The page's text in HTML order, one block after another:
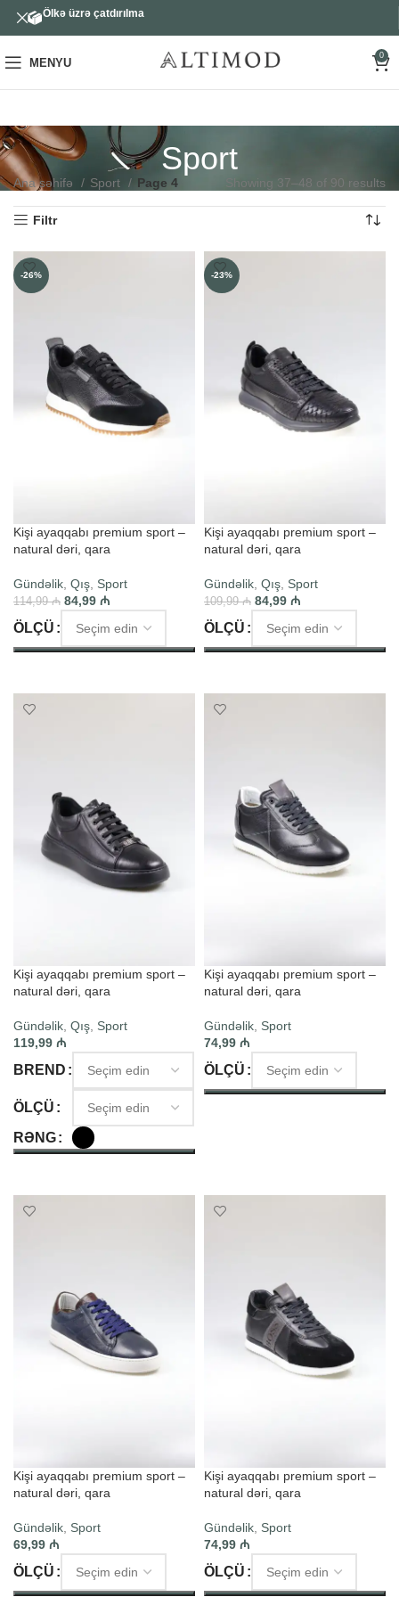
MENYU
0
Sport
Ana səhifə Sport Page 4 Showing 37–48 of 90 results
Filtr
-26%
Kişi ayaqqabı premium sport –
natural dəri, qara
Gündəlik Qış Sport
114,99₼ 84,99 ₼
ÖLÇÜ
-23%
Kişi ayaqqabı premium sport –
natural dəri, qara
Gündəlik Qış Sport
109,99₼ 84,99 ₼
ÖLÇÜ
Kişi ayaqqabı premium sport –
natural dəri, qara
Gündəlik Qış Sport
119,99 ₼
BREND
ÖLÇÜ
RƏNG
Kişi ayaqqabı premium sport –
natural dəri, qara
Gündəlik Sport
74,99 ₼
ÖLÇÜ
Kişi ayaqqabı premium sport –
natural dəri, qara
Gündəlik Sport
69,99 ₼
ÖLÇÜ
Kişi ayaqqabı premium sport –
natural dəri, qara
Gündəlik Sport
74,99 ₼
ÖLÇÜ
Ölkə üzrə çatdırılma